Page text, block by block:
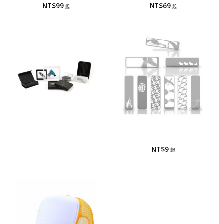
NT$99 NT$69
NT$9